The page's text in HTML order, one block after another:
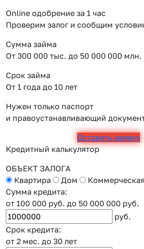
Online одобрение за 1 час
Проверим залог и сообщим
Сумма займа
От 300 000 тыс. до 50 000 000 млн.
Срок займа
От 1 года до 10 лет
Нужен только паспорт
и правоустанавливающий
Оставить заявку
Кредитный калькулятор
ОБЪЕКТ ЗАЛОГА
Квартира
Дом
Сумма кредита:
от 100 000 руб. до 50 000 000 руб.
руб.
Срок кредита:
от 2 мес. до 30 лет